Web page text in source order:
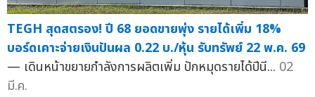
TEGH สุดสตรอง! ปี 68 ยอดขายพุ่ง รายได้เพิ่ม 18%
บอร์ดเคาะจ่ายเงินปันผล 0.22 บ./หุ้น รับทรัพย์ 22 พ.ค. 69
— เดินหน้าขยายกำลังการผลิตเพิ่ม ปักหมุดรายได้ปีนี... 02
มี.ค.